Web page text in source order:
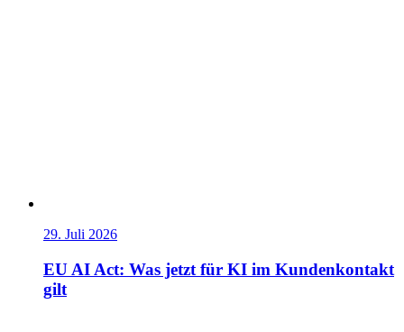
29. Juli 2026
EU AI Act: Was jetzt für KI im Kundenkontakt
gilt